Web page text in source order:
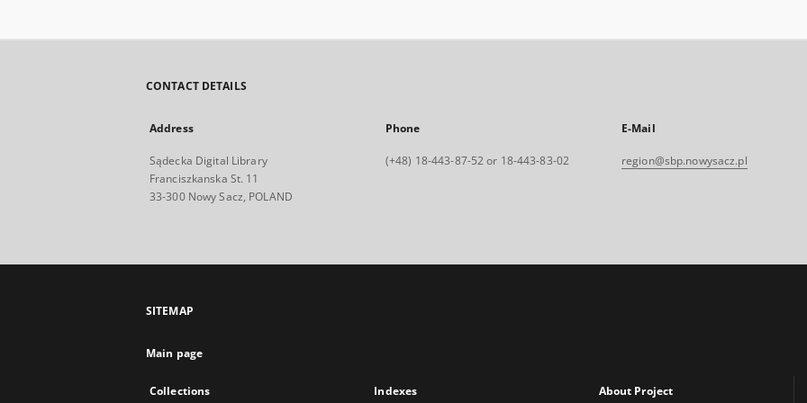
CONTACT DETAILS
Address
Sądecka Digital Library
Franciszkanska St. 11
33-300 Nowy Sacz, POLAND
Phone
(+48) 18-443-87-52 or 18-443-83-02
E-Mail
region@sbp.nowysacz.pl
SITEMAP
Main page
Collections Indexes About Project